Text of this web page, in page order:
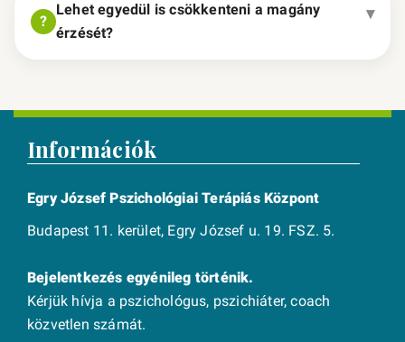
Lehet egyedül is csökkenteni a magány
érzését?
Információk
Egry József Pszichológiai Terápiás Központ
Budapest 11. kerület, Egry József u. 19. FSZ. 5.
Bejelentkezés egyénileg történik.
Kérjük hívja a pszichológus, pszichiáter, coach
közvetlen számát.